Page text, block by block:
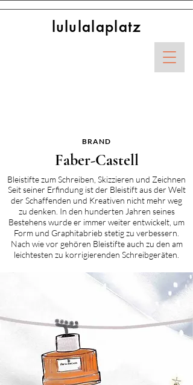
lululalaplatz
BRAND
Faber-Castell
Bleistifte zum Schreiben, Skizzieren und Zeichnen
Seit seiner Erfindung ist der Bleistift aus der Welt
der Schaffenden und Kreativen nicht mehr weg
zu denken. In den hunderten Jahren seines
Bestehens wurde er immer weiter entwickelt, um
Form und Graphitabrieb stetig zu verbessern.
Nach wie vor gehören Bleistifte auch zu den am
leichtesten zu korrigierenden Schreibgeräten.